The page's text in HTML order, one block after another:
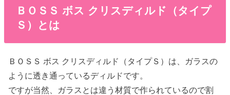
ＢＯＳＳ ボス クリスディルド（タイプ
Ｓ）とは
ＢＯＳＳ ボス クリスディルド（タイプＳ）は、ガラスの
ように透き通っているディルドです。
ですが当然、ガラスとは違う材質で作られているので割